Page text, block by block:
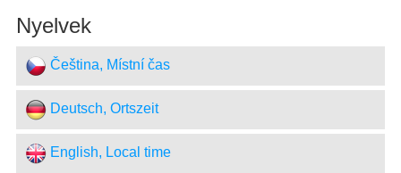
Nyelvek
Čeština, Místní čas
Deutsch, Ortszeit
English, Local time